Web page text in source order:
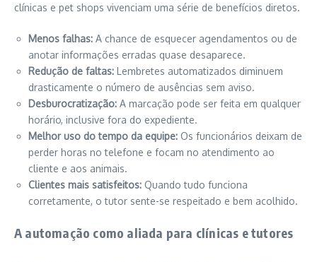
clínicas e pet shops vivenciam uma série de benefícios diretos.
Menos falhas: A chance de esquecer agendamentos ou de
anotar informações erradas quase desaparece.
Redução de faltas: Lembretes automatizados diminuem
drasticamente o número de ausências sem aviso.
Desburocratização: A marcação pode ser feita em qualquer
horário, inclusive fora do expediente.
Melhor uso do tempo da equipe: Os funcionários deixam de
perder horas no telefone e focam no atendimento ao
cliente e aos animais.
Clientes mais satisfeitos: Quando tudo funciona
corretamente, o tutor sente-se respeitado e bem acolhido.
A automação como aliada para clínicas e tutores